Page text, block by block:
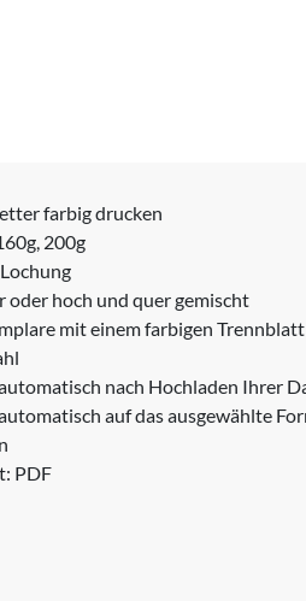
farbig drucken
200g
oder hoch und quer gemischt
mit einem farbigen
nach Hochladen Ihrer
auf das ausgewählte
PDF